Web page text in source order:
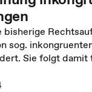
bisherige
sog.
Sie folgt damit